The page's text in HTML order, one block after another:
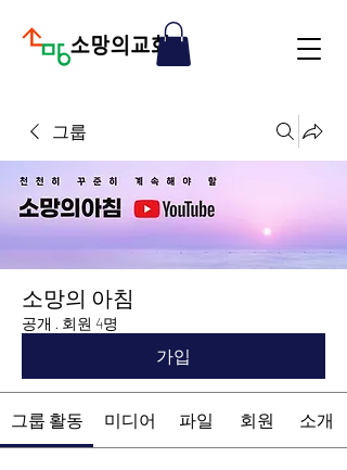
그룹
소망의 아침
공개 · 회원 4명
가입
그룹 활동 미디어 파일 회원 소개